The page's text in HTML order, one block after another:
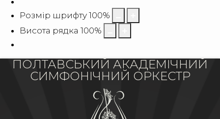
Розмір шрифту 100%
Висота рядка 100%
ПОЛТАВСЬКИЙ АКАДЕМІЧНИЙ
СИМФОНІЧНИЙ ОРКЕСТР